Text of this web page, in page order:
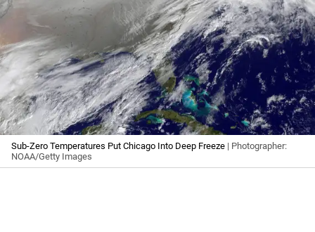
Sub-Zero Temperatures Put Chicago Into Deep Freeze | Photographer:
NOAA/Getty Images